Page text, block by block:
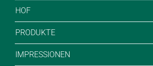
HOF
PRODUKTE
IMPRESSIONEN